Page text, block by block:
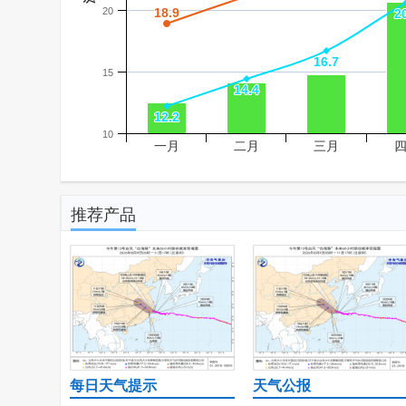
18.9
18.9
12.2
12.2
14.4
14.4
16.7
16.7
一月 二月 三月
10
15
20
推荐产品
每日天气提示 天气公报